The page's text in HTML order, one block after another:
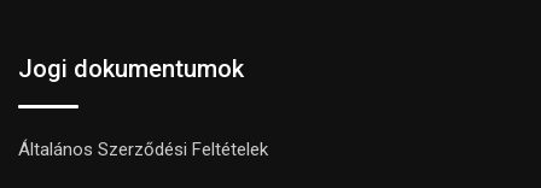
Jogi dokumentumok
Általános Szerződési Feltételek